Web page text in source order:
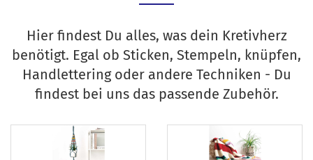
Hier findest Du alles, was dein Kretivherz
benötigt. Egal ob Sticken, Stempeln, knüpfen,
Handlettering oder andere Techniken - Du
findest bei uns das passende Zubehör.